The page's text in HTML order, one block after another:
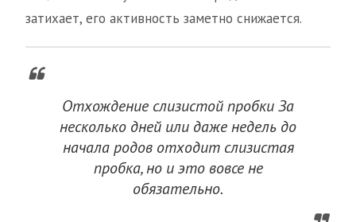
затихает, его активность заметно снижается.
Отхождение слизистой пробки За
несколько дней или даже недель до
начала родов отходит слизистая
пробка, но и это вовсе не
обязательно.